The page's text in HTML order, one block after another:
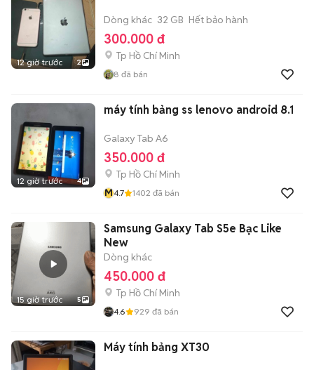
12 giờ trước 2
Dòng khác 32 GB Hết bảo hành
300.000 đ
Tp Hồ Chí Minh
8 đã bán
12 giờ trước 4
máy tính bảng ss lenovo android 8.1
Galaxy Tab A6
350.000 đ
Tp Hồ Chí Minh
M4.7 1402 đã bán
15 giờ trước 5
Samsung Galaxy Tab S5e Bạc Like
New
Dòng khác
450.000 đ
Tp Hồ Chí Minh
4.6 929 đã bán
Máy tính bảng XT30